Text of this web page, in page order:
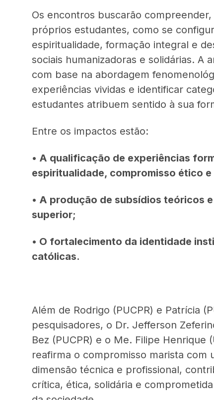
Os encontros buscarão
próprios estudantes, como se
espiritualidade, formação integral e
sociais humanizadoras e solidárias. A
com base na abordagem
experiências vividas e identificar
estudantes atribuem sentido à sua
Entre os impactos estão:
• A qualificação de experiências
espiritualidade, compromisso ético e
• A produção de subsídios teóricos
superior;
• O fortalecimento da identidade
católicas.
Além de Rodrigo (PUCPR) e Patrícia
pesquisadores, o Dr. Jefferson
Bez (PUCPR) e o Me. Filipe Henrique
reafirma o compromisso marista com
dimensão técnica e profissional,
crítica, ética, solidária e